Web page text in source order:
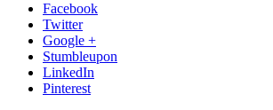
Facebook
Twitter
Google +
Stumbleupon
LinkedIn
Pinterest